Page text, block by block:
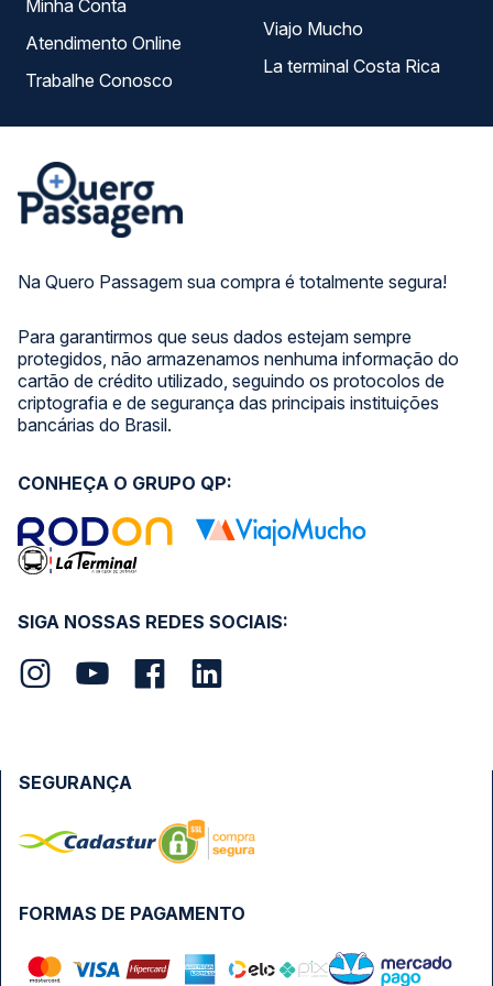
Na Quero Passagem sua compra é totalmente segura!
Para garantirmos que seus dados estejam sempre
protegidos, não armazenamos nenhuma informação do
cartão de crédito utilizado, seguindo os protocolos de
criptografia e de segurança das principais instituições
bancárias do Brasil.
Minha Conta
Atendimento Online
Trabalhe Conosco
Viajo Mucho
La terminal Costa Rica
SIGA NOSSAS REDES SOCIAIS:
CONHEÇA O GRUPO QP:
FORMAS DE PAGAMENTO
SEGURANÇA